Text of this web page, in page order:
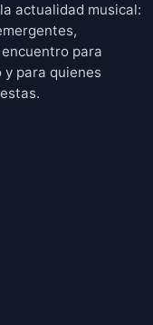
actualidad musical:
para
para quienes